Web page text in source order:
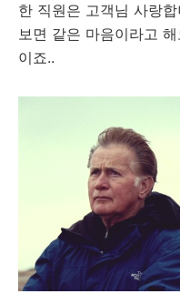
한 직원은 고객님 사랑
보면 같은 마음이라고
이죠..